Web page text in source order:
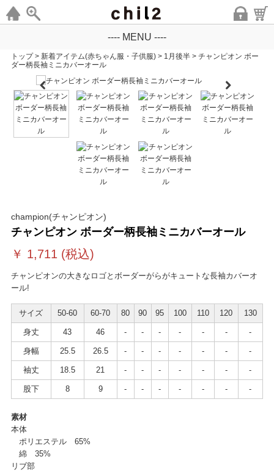
---- MENU ----
トップ > 新着アイテム(赤ちゃん服・子供服) > 1月後半 > チャンピオン ボー
ダー柄長袖ミニカバーオール
champion(チャンピオン)
チャンピオン ボーダー柄長袖ミニカバーオール
￥ 1,711 (税込)
チャンピオンの大きなロゴとボーダーがらがキュートな長袖カバーオ
ール!
サイズ 50-60 60-70 80 90 95 100 110 120 130
身丈 43 46 - - - - - - -
身幅 25.5 26.5 - - - - - - -
袖丈 18.5 21 - - - - - - -
股下 8 9 - - - - - - -
素材
本体
ポリエステル 65%
綿 35%
リブ部